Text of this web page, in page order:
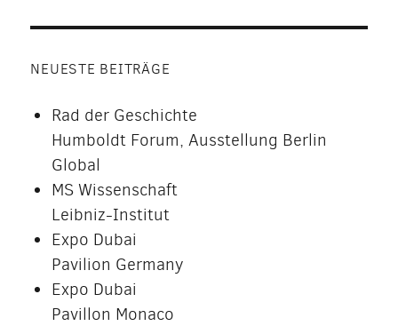
NEUESTE BEITRÄGE
Rad der Geschichte
Humboldt Forum, Ausstellung Berlin
Global
MS Wissenschaft
Leibniz-Institut
Expo Dubai
Pavilion Germany
Expo Dubai
Pavillon Monaco